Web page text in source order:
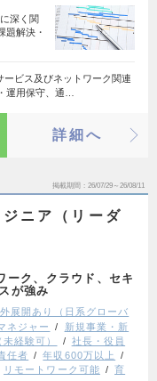
深く関
題解決・
ービス及びネットワーク関連
運用保守、通…
詳細へ
掲載期間 26/07/29～26/08/11
ニア（リーダ
ク、クラウド、セキ
が強み
展開あり（日系グローバ
ネジャー
新規事業・新
経験可）
社長・役員
任者
年収600万以上
リモートワーク可能
育